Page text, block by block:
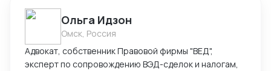
Ольга Идзон
Омск, Россия
Адвокат, собственник Правовой фирмы "ВЕД",
эксперт по сопровождению ВЭД-сделок и налогам,